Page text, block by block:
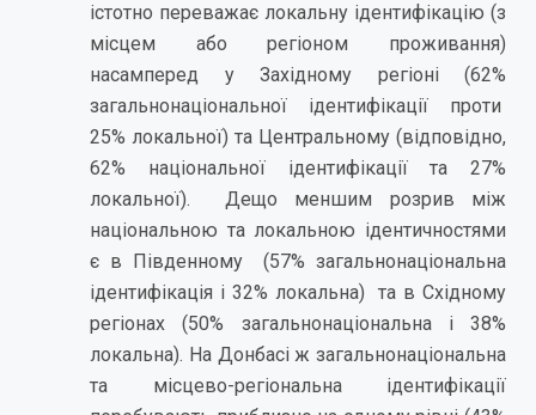
істотно переважає локальну ідентифікацію (з
місцем або регіоном проживання)
насамперед у Західному регіоні (62%
загальнонаціональної ідентифікації проти
25% локальної) та Центральному (відповідно,
62% національної ідентифікації та 27%
локальної). Дещо меншим розрив між
національною та локальною ідентичностями
є в Південному (57% загальнонаціональна
ідентифікація і 32% локальна) та в Східному
регіонах (50% загальнонаціональна і 38%
локальна). На Донбасі ж загальнонаціональна
та місцево-регіональна ідентифікації